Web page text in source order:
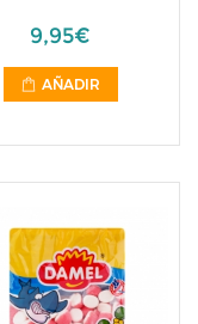
9,95€
AÑADIR